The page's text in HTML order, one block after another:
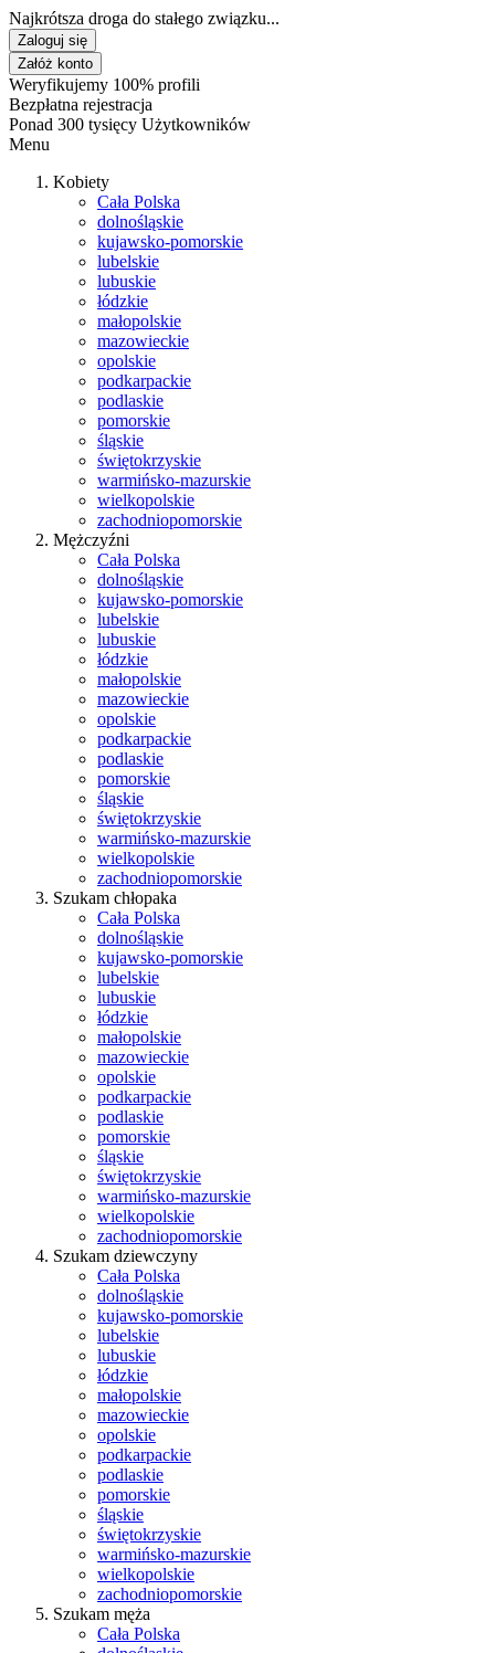
Najkrótsza droga do stałego związku...
Zaloguj się
Załóż konto
Weryfikujemy 100% profili
Bezpłatna rejestracja
Ponad 300 tysięcy Użytkowników
Menu
Kobiety
Cała Polska
dolnośląskie
kujawsko-pomorskie
lubelskie
lubuskie
łódzkie
małopolskie
mazowieckie
opolskie
podkarpackie
podlaskie
pomorskie
śląskie
świętokrzyskie
warmińsko-mazurskie
wielkopolskie
zachodniopomorskie
Mężczyźni
Cała Polska
dolnośląskie
kujawsko-pomorskie
lubelskie
lubuskie
łódzkie
małopolskie
mazowieckie
opolskie
podkarpackie
podlaskie
pomorskie
śląskie
świętokrzyskie
warmińsko-mazurskie
wielkopolskie
zachodniopomorskie
Szukam chłopaka
Cała Polska
dolnośląskie
kujawsko-pomorskie
lubelskie
lubuskie
łódzkie
małopolskie
mazowieckie
opolskie
podkarpackie
podlaskie
pomorskie
śląskie
świętokrzyskie
warmińsko-mazurskie
wielkopolskie
zachodniopomorskie
Szukam dziewczyny
Cała Polska
dolnośląskie
kujawsko-pomorskie
lubelskie
lubuskie
łódzkie
małopolskie
mazowieckie
opolskie
podkarpackie
podlaskie
pomorskie
śląskie
świętokrzyskie
warmińsko-mazurskie
wielkopolskie
zachodniopomorskie
Szukam męża
Cała Polska